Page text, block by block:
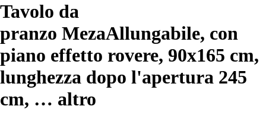
Tavolo da
pranzo MezaAllungabile, con
piano effetto rovere, 90x165 cm,
lunghezza dopo l'apertura 245
cm, … altro